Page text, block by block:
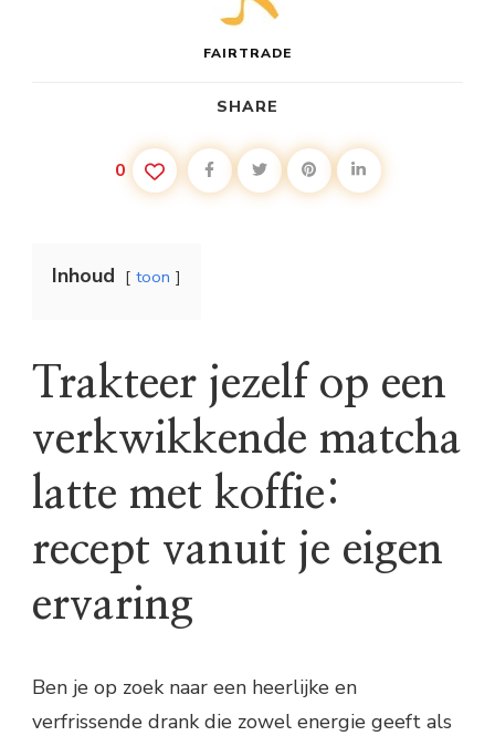
FAIRTRADE
SHARE
0
Inhoud toon
Trakteer jezelf op een
verkwikkende matcha
latte met koffie:
recept vanuit je eigen
ervaring
Ben je op zoek naar een heerlijke en
verfrissende drank die zowel energie geeft als